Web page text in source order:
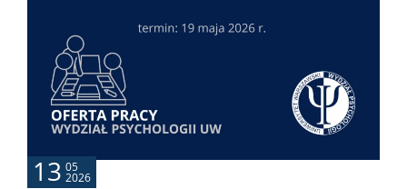
Informator studencki
Rejestracje na zajęcia
Specjalizacje
13 05
2026